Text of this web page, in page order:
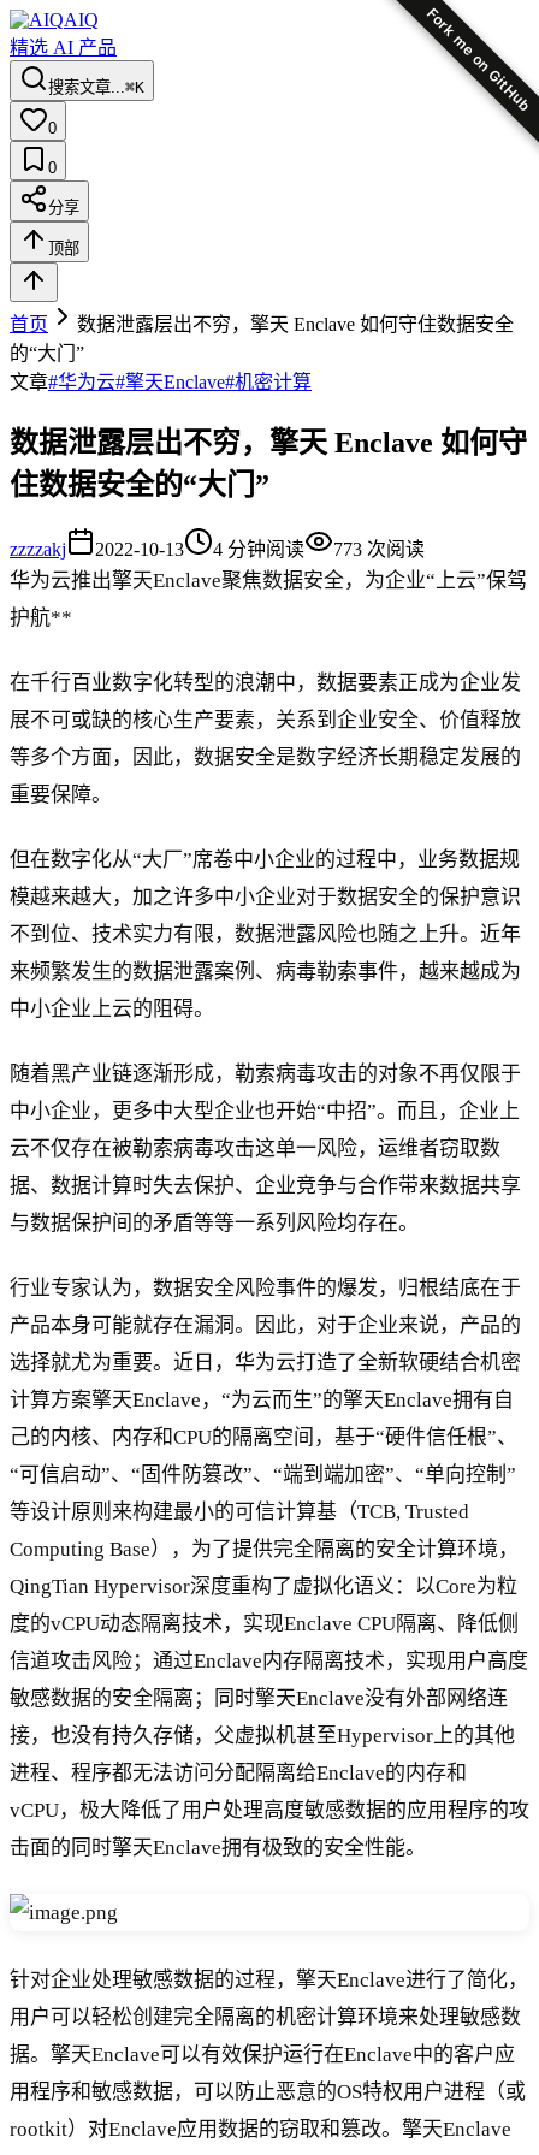
Fork me on GitHub
AIQ
精选 AI 产品
搜索文章...⌘K
0
0
分享
顶部
首页
数据泄露层出不穷，擎天 Enclave 如何守住数据安全
的“大门”
文章#华为云#擎天Enclave#机密计算
数据泄露层出不穷，擎天 Enclave 如何守
住数据安全的“大门”
zzzzakj 2022-10-13 4 分钟阅读 773 次阅读
华为云推出擎天Enclave聚焦数据安全，为企业“上云”保驾
护航**
在千行百业数字化转型的浪潮中，数据要素正成为企业发
展不可或缺的核心生产要素，关系到企业安全、价值释放
等多个方面，因此，数据安全是数字经济长期稳定发展的
重要保障。
但在数字化从“大厂”席卷中小企业的过程中，业务数据规
模越来越大，加之许多中小企业对于数据安全的保护意识
不到位、技术实力有限，数据泄露风险也随之上升。近年
来频繁发生的数据泄露案例、病毒勒索事件，越来越成为
中小企业上云的阻碍。
随着黑产业链逐渐形成，勒索病毒攻击的对象不再仅限于
中小企业，更多中大型企业也开始“中招”。而且，企业上
云不仅存在被勒索病毒攻击这单一风险，运维者窃取数
据、数据计算时失去保护、企业竞争与合作带来数据共享
与数据保护间的矛盾等等一系列风险均存在。
行业专家认为，数据安全风险事件的爆发，归根结底在于
产品本身可能就存在漏洞。因此，对于企业来说，产品的
选择就尤为重要。近日，华为云打造了全新软硬结合机密
计算方案擎天Enclave，“为云而生”的擎天Enclave拥有自
己的内核、内存和CPU的隔离空间，基于“硬件信任根”、
“可信启动”、“固件防篡改”、“端到端加密”、“单向控制”
等设计原则来构建最小的可信计算基（TCB, Trusted
Computing Base），为了提供完全隔离的安全计算环境，
QingTian Hypervisor深度重构了虚拟化语义：以Core为粒
度的vCPU动态隔离技术，实现Enclave CPU隔离、降低侧
信道攻击风险；通过Enclave内存隔离技术，实现用户高度
敏感数据的安全隔离；同时擎天Enclave没有外部网络连
接，也没有持久存储，父虚拟机甚至Hypervisor上的其他
进程、程序都无法访问分配隔离给Enclave的内存和
vCPU，极大降低了用户处理高度敏感数据的应用程序的攻
击面的同时擎天Enclave拥有极致的安全性能。
针对企业处理敏感数据的过程，擎天Enclave进行了简化，
用户可以轻松创建完全隔离的机密计算环境来处理敏感数
据。擎天Enclave可以有效保护运行在Enclave中的客户应
用程序和敏感数据，可以防止恶意的OS特权用户进程（或
rootkit）对Enclave应用数据的窃取和篡改。擎天Enclave